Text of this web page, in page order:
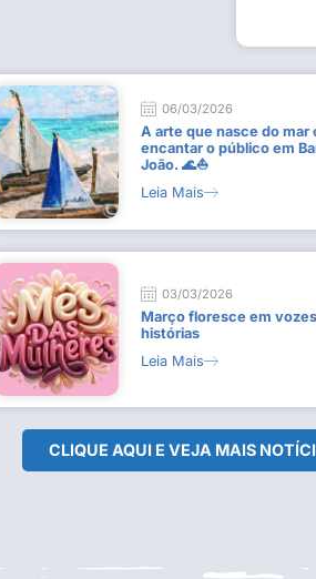
06/03/2026
A arte que nasce do mar
encantar o público em
João. 🌊⛵
Leia Mais
03/03/2026
Março floresce em
histórias
Leia Mais
CLIQUE AQUI E VEJA MAIS